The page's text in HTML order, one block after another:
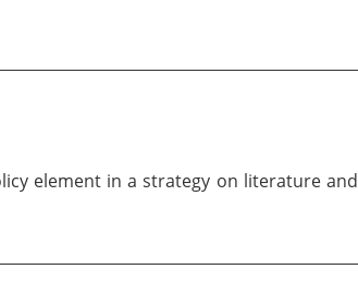
element in a strategy on literature and